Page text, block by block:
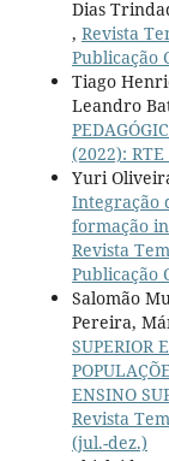
Dias
, Revista
Publicação
Tiago
Leandro
(2022):
Yuri
Integração
formação
Revista
Publicação
Salomão
Pereira,
SUPERIOR
ENSINO
Revista
(jul.-dez.)